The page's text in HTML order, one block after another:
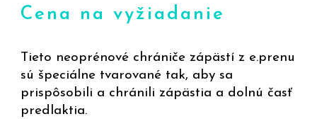
Cena na vyžiadanie
Tieto neoprénové chrániče zápästí z e.prenu
sú špeciálne tvarované tak, aby sa
prispôsobili a chránili zápästia a dolnú časť
predlaktia.